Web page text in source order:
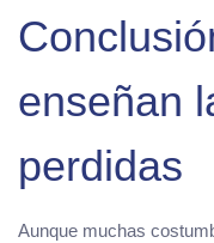
enseñan
perdidas
Aunque muchas